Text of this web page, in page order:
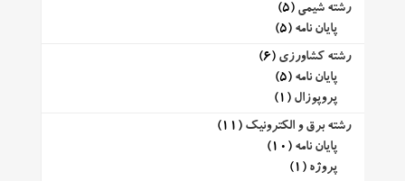
رشته شیمی (5)
پایان نامه (5)
رشته کشاورزی (6)
پایان نامه (5)
پروپوزال (1)
رشته برق و الکترونیک (11)
پایان نامه (10)
پروژه (1)